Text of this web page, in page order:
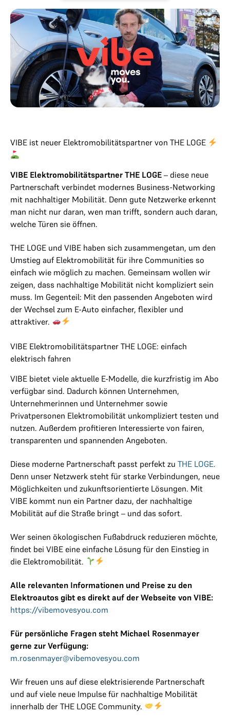
VIBE ist neuer Elektromobilitätspartner von THE LOGE
VIBE Elektromobilitätspartner THE LOGE – diese neue
Partnerschaft verbindet modernes Business-Networking
mit nachhaltiger Mobilität. Denn gute Netzwerke erkennt
man nicht nur daran, wen man trifft, sondern auch daran,
welche Türen sie öffnen.
THE LOGE und VIBE haben sich zusammengetan, um den
Umstieg auf Elektromobilität für ihre Communities so
einfach wie möglich zu machen. Gemeinsam wollen wir
zeigen, dass nachhaltige Mobilität nicht kompliziert sein
muss. Im Gegenteil: Mit den passenden Angeboten wird
der Wechsel zum E-Auto einfacher, flexibler und
attraktiver.
VIBE Elektromobilitätspartner THE LOGE: einfach
elektrisch fahren
VIBE bietet viele aktuelle E-Modelle, die kurzfristig im Abo
verfügbar sind. Dadurch können Unternehmen,
Unternehmerinnen und Unternehmer sowie
Privatpersonen Elektromobilität unkompliziert testen und
nutzen. Außerdem profitieren Interessierte von fairen,
transparenten und spannenden Angeboten.
Diese moderne Partnerschaft passt perfekt zu THE LOGE.
Denn unser Netzwerk steht für starke Verbindungen, neue
Möglichkeiten und zukunftsorientierte Lösungen. Mit
VIBE kommt nun ein Partner dazu, der nachhaltige
Mobilität auf die Straße bringt – und das sofort.
Wer seinen ökologischen Fußabdruck reduzieren möchte,
findet bei VIBE eine einfache Lösung für den Einstieg in
die Elektromobilität.
Alle relevanten Informationen und Preise zu den
Elektroautos gibt es direkt auf der Webseite von VIBE:
https://vibemovesyou.com
Für persönliche Fragen steht Michael Rosenmayer
gerne zur Verfügung:
m.rosenmayer@vibemovesyou.com
Wir freuen uns auf diese elektrisierende Partnerschaft
und auf viele neue Impulse für nachhaltige Mobilität
innerhalb der THE LOGE Community.